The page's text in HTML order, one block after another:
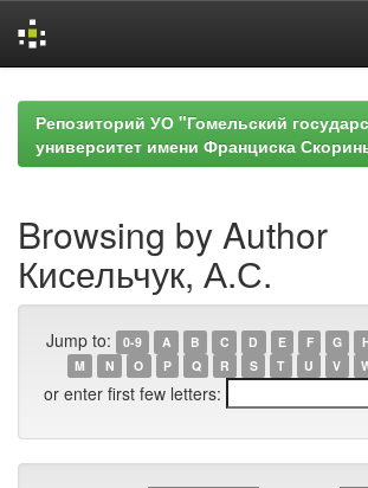
navigationРепозиторий УО "Гомельский
университет имени Франциска
Browsing by Author
Кисельчук, А.С.
Jump to: 0-9 A B C D E F G
M
N O P Q R S T U V
or enter first few letters: